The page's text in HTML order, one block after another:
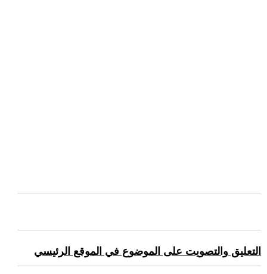
التعليق والتصويت على الموضوع في الموقع الرئيسي